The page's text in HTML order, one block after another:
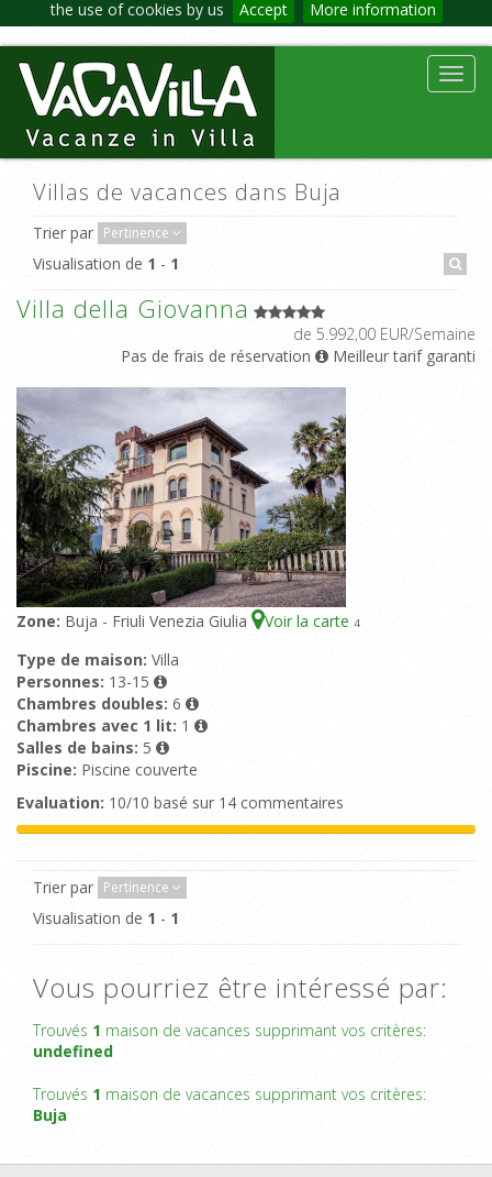
the use of cookies by us Accept More information
Villas de vacances dans Buja
Trier par Pertinence
Visualisation de 1 - 1
Villa della Giovanna
de 5.992,00 EUR/Semaine
Pas de frais de réservation
Meilleur tarif garanti
Zone: Buja - Friuli Venezia Giulia Voir la carte 4
Type de maison: Villa
Personnes: 13-15
Chambres doubles: 6
Chambres avec 1 lit: 1
Salles de bains: 5
Piscine: Piscine couverte
Evaluation: 10/10 basé sur 14 commentaires
Trier par Pertinence
Visualisation de 1 - 1
Vous pourriez être intéressé par:
Trouvés 1 maison de vacances supprimant vos critères:
undefined
Trouvés 1 maison de vacances supprimant vos critères:
Buja